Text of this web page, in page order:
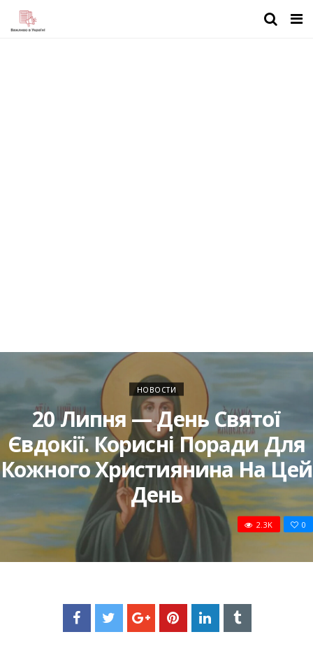
НОВОСТИ
20 Липня — День Святої
Євдокії. Корисні Поради Для
Кожного Християнина На Цей
День
0
2.3K